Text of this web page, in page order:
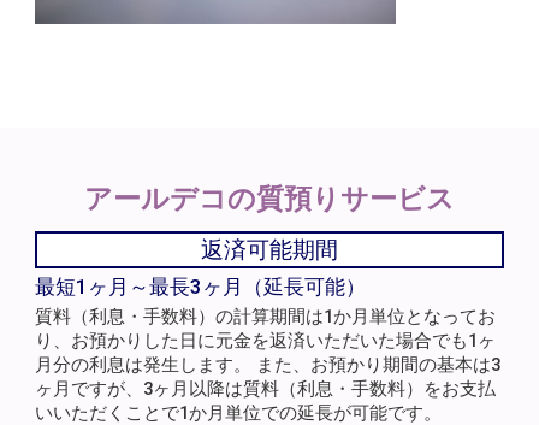
アールデコの質預りサービス
返済可能期間
最短1ヶ月～最長3ヶ月（延長可能）
質料（利息・手数料）の計算期間は1か月単位となってお
り、お預かりした日に元金を返済いただいた場合でも1ヶ
月分の利息は発生します。 また、お預かり期間の基本は3
ヶ月ですが、3ヶ月以降は質料（利息・手数料）をお支払
いいただくことで1か月単位での延長が可能です。